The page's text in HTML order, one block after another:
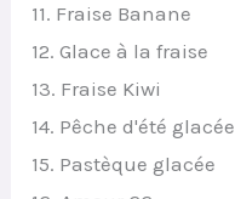
11. Fraise Banane
12. Glace à la fraise
13. Fraise Kiwi
14. Pêche d'été glacée
15. Pastèque glacée